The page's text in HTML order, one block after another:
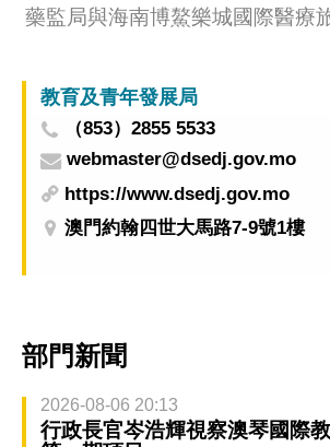
藥監局與海南博鰲樂城國際醫療
協同發展
教育及青年發展局
（853）2855 5533
webmaster@dsedj.gov.mo
https://www.dsedj.gov.mo
澳門約翰四世大馬路7-9號1樓
部門新聞
2026-08-06 20:13
行政長官岑浩輝視察澳琴國際